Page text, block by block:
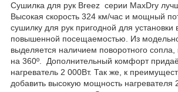
Cушилка для рук Breez серии MaxDry
Высокая скорость 324 км/час и мощный
сушилку для рук пригодной для установки
повышенной посещаемостью. Из
выделяется наличием поворотного сопла,
на 360º. Дополнительный комфорт
нагреватель 2 000Вт. Так же, к
добавить высокую мощность нагревателя